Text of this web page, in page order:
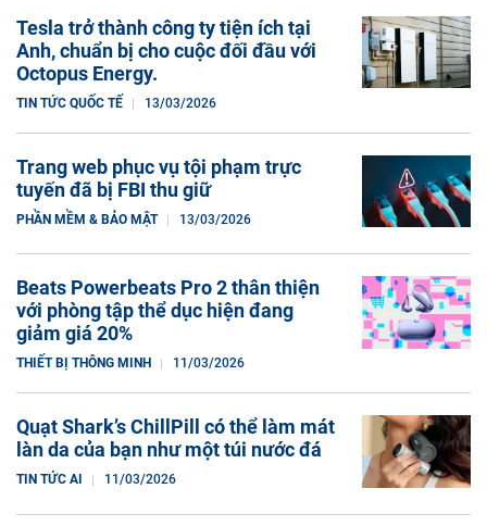
Tesla trở thành công ty tiện ích tại
Anh, chuẩn bị cho cuộc đối đầu với
Octopus Energy.
TIN TỨC QUỐC TẾ 13/03/2026
Trang web phục vụ tội phạm trực
tuyến đã bị FBI thu giữ
PHẦN MỀM & BẢO MẬT 13/03/2026
Beats Powerbeats Pro 2 thân thiện
với phòng tập thể dục hiện đang
giảm giá 20%
THIẾT BỊ THÔNG MINH 11/03/2026
Quạt Shark’s ChillPill có thể làm mát
làn da của bạn như một túi nước đá
TIN TỨC AI 11/03/2026